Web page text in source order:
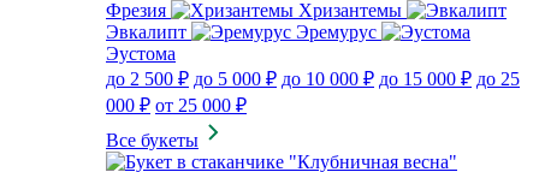
Фрезия
Хризантемы
Эвкалипт
Эремурус
Эустома
до 2 500 ₽ до 5 000 ₽ до 10 000 ₽ до 15 000 ₽ до 25
000 ₽ от 25 000 ₽
Все букеты